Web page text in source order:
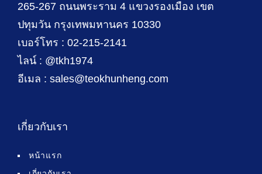
265-267 ถนนพระราม 4 แขวงรองเมือง เขต
ปทุมวัน กรุงเทพมหานคร 10330
เบอร์โทร : 02-215-2141
ไลน์ : @tkh1974
อีเมล : sales@teokhunheng.com
เกี่ยวกับเรา
หน้าแรก